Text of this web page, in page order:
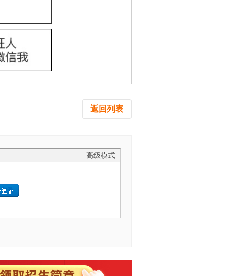
返回列表
高级模式